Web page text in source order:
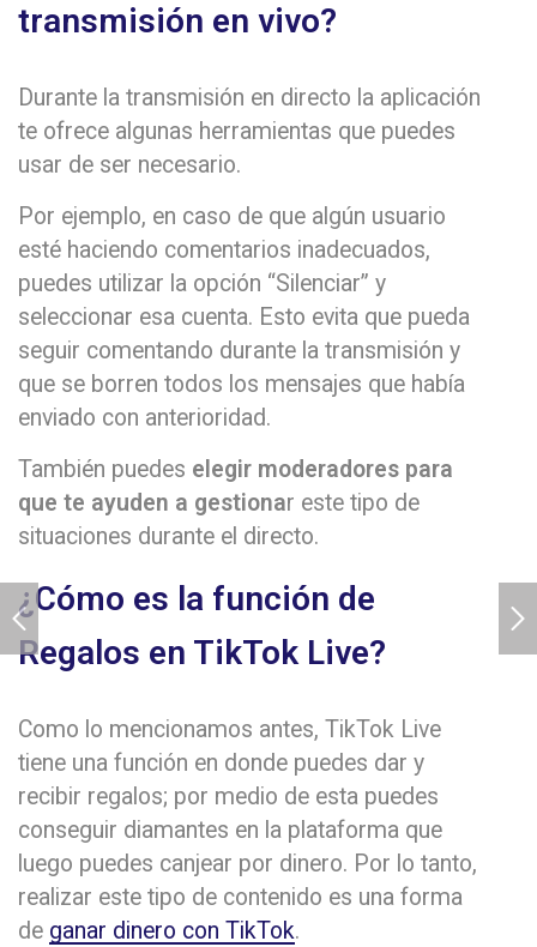
transmisión en vivo?
Durante la transmisión en directo la aplicación
te ofrece algunas herramientas que puedes
usar de ser necesario.
Por ejemplo, en caso de que algún usuario
esté haciendo comentarios inadecuados,
puedes utilizar la opción “Silenciar” y
seleccionar esa cuenta. Esto evita que pueda
seguir comentando durante la transmisión y
que se borren todos los mensajes que había
enviado con anterioridad.
También puedes elegir moderadores para
que te ayuden a gestionar este tipo de
situaciones durante el directo.
¿Cómo es la función de
Regalos en TikTok Live?
Como lo mencionamos antes, TikTok Live
tiene una función en donde puedes dar y
recibir regalos; por medio de esta puedes
conseguir diamantes en la plataforma que
luego puedes canjear por dinero. Por lo tanto,
realizar este tipo de contenido es una forma
de ganar dinero con TikTok.